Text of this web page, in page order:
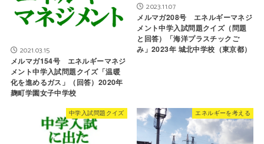
2021.03.15
メルマガ154号 エネルギーマネジ
メント中学入試問題クイズ「温暖
化を進めるガス」（回答）2020年
麹町学園女子中学校
2023.11.07
メルマガ208号 エネルギーマネジ
メント中学入試問題クイズ（問題
と回答）「海洋プラスチックご
み」2023年 城北中学校（東京都）
中学入試問題クイズ エネルギーを考える